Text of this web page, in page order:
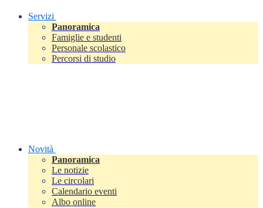
Servizi
Panoramica
Famiglie e studenti
Personale scolastico
Percorsi di studio
Novità
Panoramica
Le notizie
Le circolari
Calendario eventi
Albo online